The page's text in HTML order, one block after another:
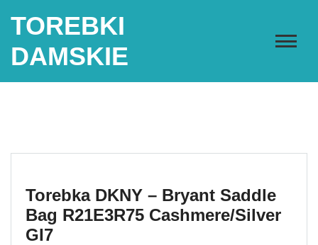
TOREBKI
DAMSKIE
Torebka DKNY – Bryant Saddle
Bag R21E3R75 Cashmere/Silver
GI7